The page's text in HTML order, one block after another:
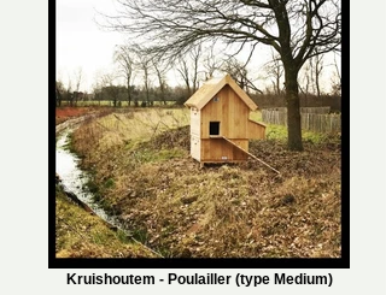
Kruishoutem - Poulailler (type Medium)